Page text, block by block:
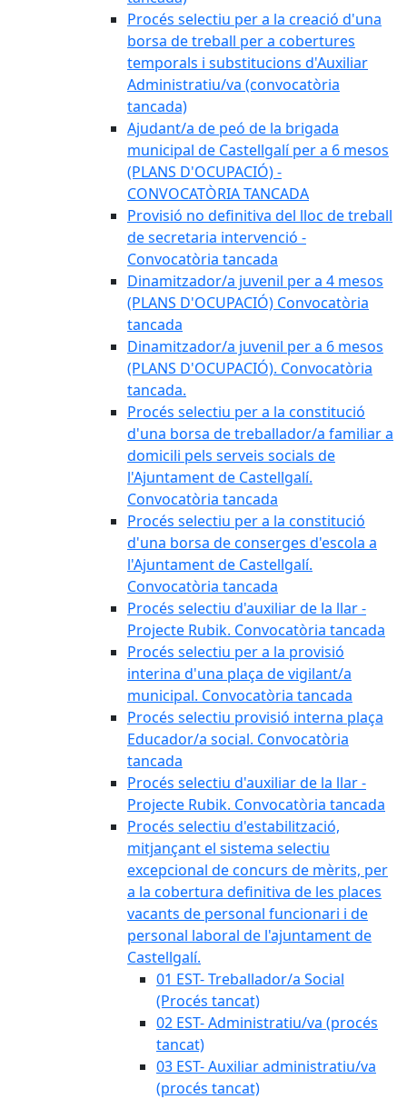
Procés selectiu per a la creació d'una
borsa de treball per a cobertures
temporals i substitucions d'Auxiliar
Administratiu/va (convocatòria
tancada)
Ajudant/a de peó de la brigada
municipal de Castellgalí per a 6 mesos
(PLANS D'OCUPACIÓ) -
CONVOCATÒRIA TANCADA
Provisió no definitiva del lloc de treball
de secretaria intervenció -
Convocatòria tancada
Dinamitzador/a juvenil per a 4 mesos
(PLANS D'OCUPACIÓ) Convocatòria
tancada
Dinamitzador/a juvenil per a 6 mesos
(PLANS D'OCUPACIÓ). Convocatòria
tancada.
Procés selectiu per a la constitució
d'una borsa de treballador/a familiar a
domicili pels serveis socials de
l'Ajuntament de Castellgalí.
Convocatòria tancada
Procés selectiu per a la constitució
d'una borsa de conserges d'escola a
l'Ajuntament de Castellgalí.
Convocatòria tancada
Procés selectiu d'auxiliar de la llar -
Projecte Rubik. Convocatòria tancada
Procés selectiu per a la provisió
interina d'una plaça de vigilant/a
municipal. Convocatòria tancada
Procés selectiu provisió interna plaça
Educador/a social. Convocatòria
tancada
Procés selectiu d'auxiliar de la llar -
Projecte Rubik. Convocatòria tancada
Procés selectiu d'estabilització,
mitjançant el sistema selectiu
excepcional de concurs de mèrits, per
a la cobertura definitiva de les places
vacants de personal funcionari i de
personal laboral de l'ajuntament de
Castellgalí.
01 EST- Treballador/a Social
(Procés tancat)
02 EST- Administratiu/va (procés
tancat)
03 EST- Auxiliar administratiu/va
(procés tancat)